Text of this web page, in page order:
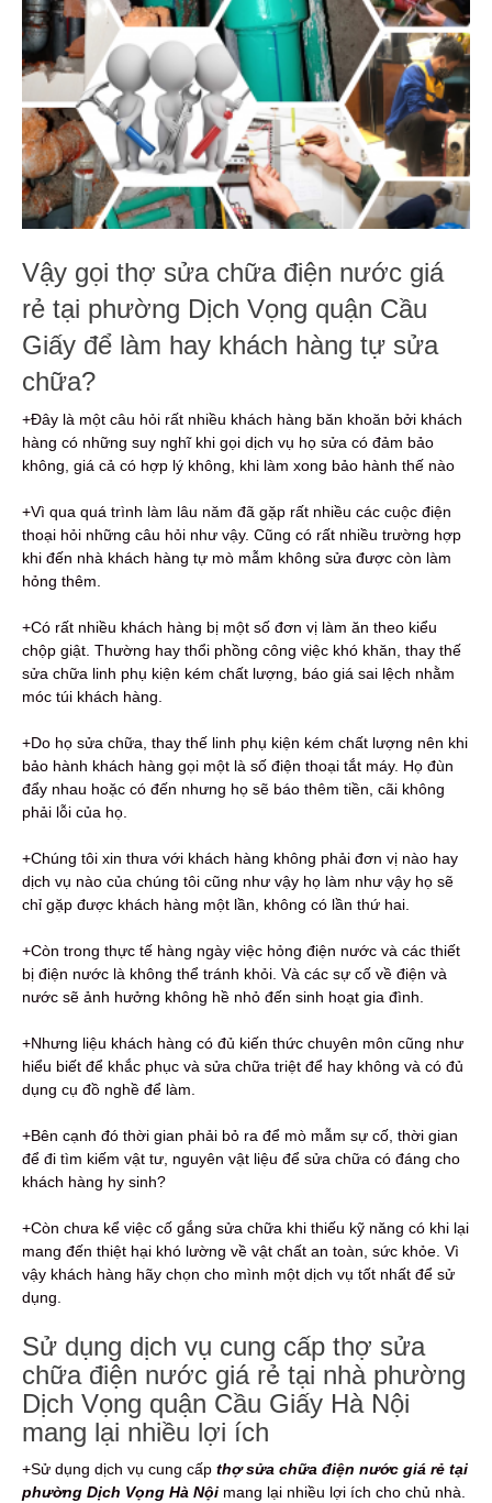
Vậy gọi thợ sửa chữa điện nước giá
rẻ tại phường Dịch Vọng quận Cầu
Giấy để làm hay khách hàng tự sửa
chữa?
+Đây là một câu hỏi rất nhiều khách hàng băn khoăn bởi khách
hàng có những suy nghĩ khi gọi dịch vụ họ sửa có đảm bảo
không, giá cả có hợp lý không, khi làm xong bảo hành thế nào
+Vì qua quá trình làm lâu năm đã gặp rất nhiều các cuộc điện
thoại hỏi những câu hỏi như vậy. Cũng có rất nhiều trường hợp
khi đến nhà khách hàng tự mò mẫm không sửa được còn làm
hỏng thêm.
+Có rất nhiều khách hàng bị một số đơn vị làm ăn theo kiểu
chộp giật. Thường hay thổi phồng công việc khó khăn, thay thế
sửa chữa linh phụ kiện kém chất lượng, báo giá sai lệch nhằm
móc túi khách hàng.
+Do họ sửa chữa, thay thế linh phụ kiện kém chất lượng nên khi
bảo hành khách hàng gọi một là số điện thoại tắt máy. Họ đùn
đẩy nhau hoặc có đến nhưng họ sẽ báo thêm tiền, cãi không
phải lỗi của họ.
+Chúng tôi xin thưa với khách hàng không phải đơn vị nào hay
dịch vụ nào của chúng tôi cũng như vậy họ làm như vậy họ sẽ
chỉ gặp được khách hàng một lần, không có lần thứ hai.
+Còn trong thực tế hàng ngày việc hỏng điện nước và các thiết
bị điện nước là không thể tránh khỏi. Và các sự cố về điện và
nước sẽ ảnh hưởng không hề nhỏ đến sinh hoạt gia đình.
+Nhưng liệu khách hàng có đủ kiến thức chuyên môn cũng như
hiểu biết để khắc phục và sửa chữa triệt để hay không và có đủ
dụng cụ đồ nghề để làm.
+Bên cạnh đó thời gian phải bỏ ra để mò mẫm sự cố, thời gian
để đi tìm kiếm vật tư, nguyên vật liệu để sửa chữa có đáng cho
khách hàng hy sinh?
+Còn chưa kể việc cố gắng sửa chữa khi thiếu kỹ năng có khi lại
mang đến thiệt hại khó lường về vật chất an toàn, sức khỏe. Vì
vậy khách hàng hãy chọn cho mình một dịch vụ tốt nhất để sử
dụng.
Sử dụng dịch vụ cung cấp thợ sửa
chữa điện nước giá rẻ tại nhà phường
Dịch Vọng quận Cầu Giấy Hà Nội
mang lại nhiều lợi ích
+Sử dụng dịch vụ cung cấp thợ sửa chữa điện nước giá rẻ tại
phường Dịch Vọng Hà Nội mang lại nhiều lợi ích cho chủ nhà.